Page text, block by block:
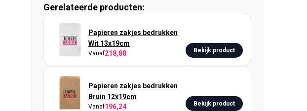
Gerelateerde producten:
Papieren zakjes bedrukken
Wit 13x19cm
Vanaf218,88 Bekijk product
Papieren zakjes bedrukken
Bruin 12x19cm
Vanaf196,24 Bekijk product